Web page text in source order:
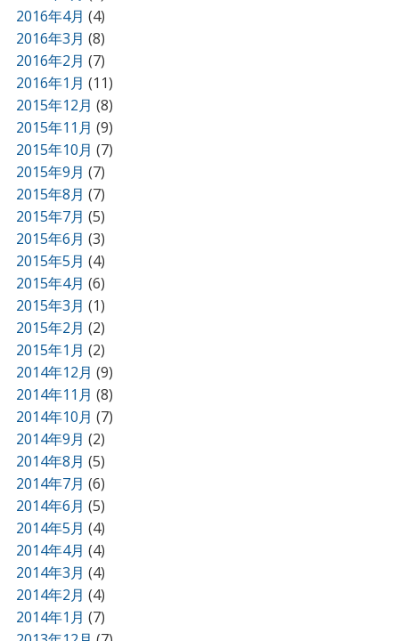
2016年4月 (4)
2016年3月 (8)
2016年2月 (7)
2016年1月 (11)
2015年12月 (8)
2015年11月 (9)
2015年10月 (7)
2015年9月 (7)
2015年8月 (7)
2015年7月 (5)
2015年6月 (3)
2015年5月 (4)
2015年4月 (6)
2015年3月 (1)
2015年2月 (2)
2015年1月 (2)
2014年12月 (9)
2014年11月 (8)
2014年10月 (7)
2014年9月 (2)
2014年8月 (5)
2014年7月 (6)
2014年6月 (5)
2014年5月 (4)
2014年4月 (4)
2014年3月 (4)
2014年2月 (4)
2014年1月 (7)